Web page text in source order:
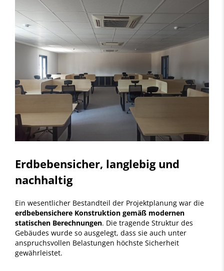
Erdbebensicher, langlebig und
nachhaltig
Ein wesentlicher Bestandteil der Projektplanung war die
erdbebensichere Konstruktion gemäß modernen
statischen Berechnungen. Die tragende Struktur des
Gebäudes wurde so ausgelegt, dass sie auch unter
anspruchsvollen Belastungen höchste Sicherheit
gewährleistet.